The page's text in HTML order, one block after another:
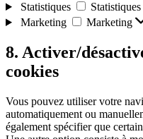
Statistiques
Statistiques
Marketing
Marketing
8. Activer/
cookies
Vous pouvez utiliser votre
automatiquement ou
également spécifier que